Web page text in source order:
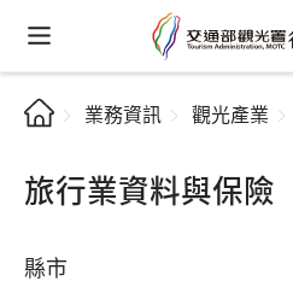
業務資訊 觀光產業
旅行業資料與保險
縣市